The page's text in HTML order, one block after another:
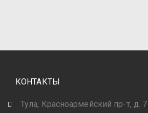
КОНТАКТЫ
Тула, Красноармейский пр-т, д. 7